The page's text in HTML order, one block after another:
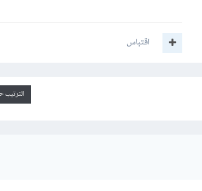
اقتباس
الترتيب